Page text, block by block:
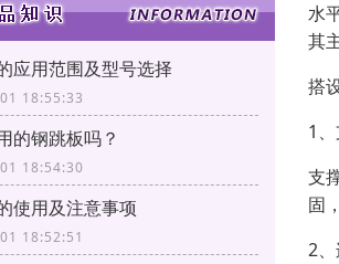
应用范围及型号选择
18:55:33
的钢跳板吗？
18:54:30
使用及注意事项
18:52:51
水
其
搭
1
支
固
2